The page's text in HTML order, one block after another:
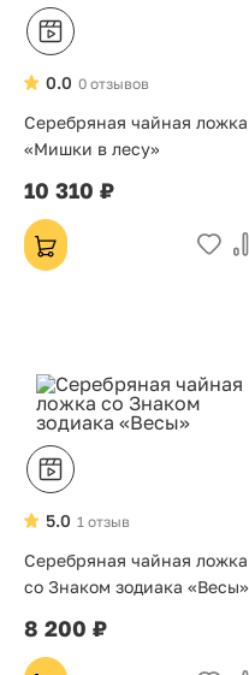
0 отзывов
0.0
Серебряная чайная ложка
«Мишки в лесу»
10 310 ₽
1 отзыв
5.0
Серебряная чайная ложка
со Знаком зодиака «Весы»
8 200 ₽